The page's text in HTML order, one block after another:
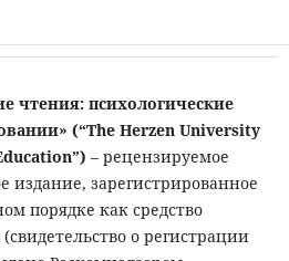
чтения: психологические
(“The Herzen University
– рецензируемое
издание, зарегистрированное
порядке как средство
о регистрации